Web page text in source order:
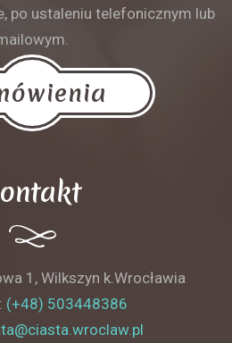
po ustaleniu telefonicznym lub
1, Wilkszyn k.Wrocławia
(+48) 503448386